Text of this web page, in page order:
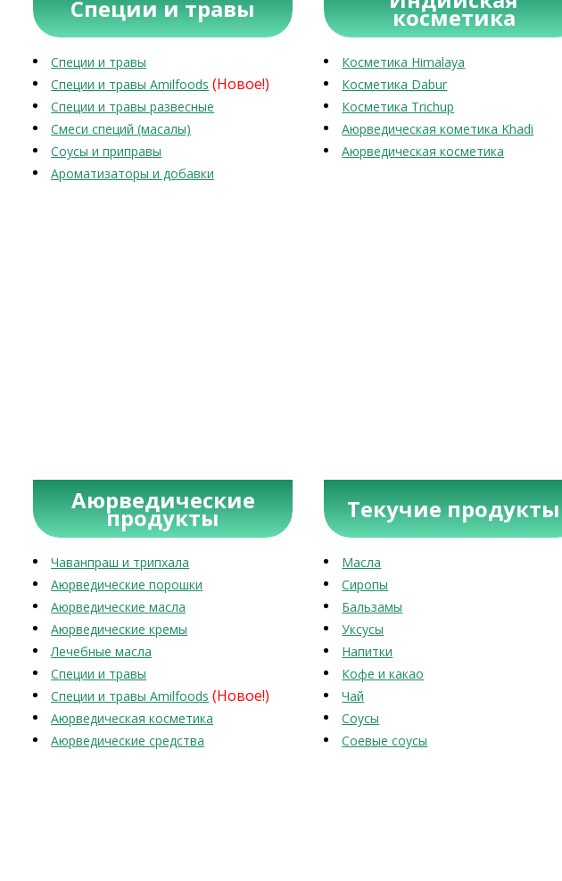
Специи и травы
Специи и травы
Специи и травы Amilfoods (Новое!)
Специи и травы развесные
Смеси специй (масалы)
Соусы и приправы
Ароматизаторы и добавки
косметика
Косметика Himalaya
Косметика Dabur
Косметика Trichup
Аюрведическая кометика Khadi
Аюрведическая косметика
Аюрведические
продукты
Чаванпраш и трипхала
Аюрведические порошки
Аюрведические масла
Аюрведические кремы
Лечебные масла
Специи и травы
Специи и травы Amilfoods (Новое!)
Аюрведическая косметика
Аюрведические средства
Текучие продукты
Масла
Сиропы
Бальзамы
Уксусы
Напитки
Кофе и какао
Чай
Соусы
Соевые соусы